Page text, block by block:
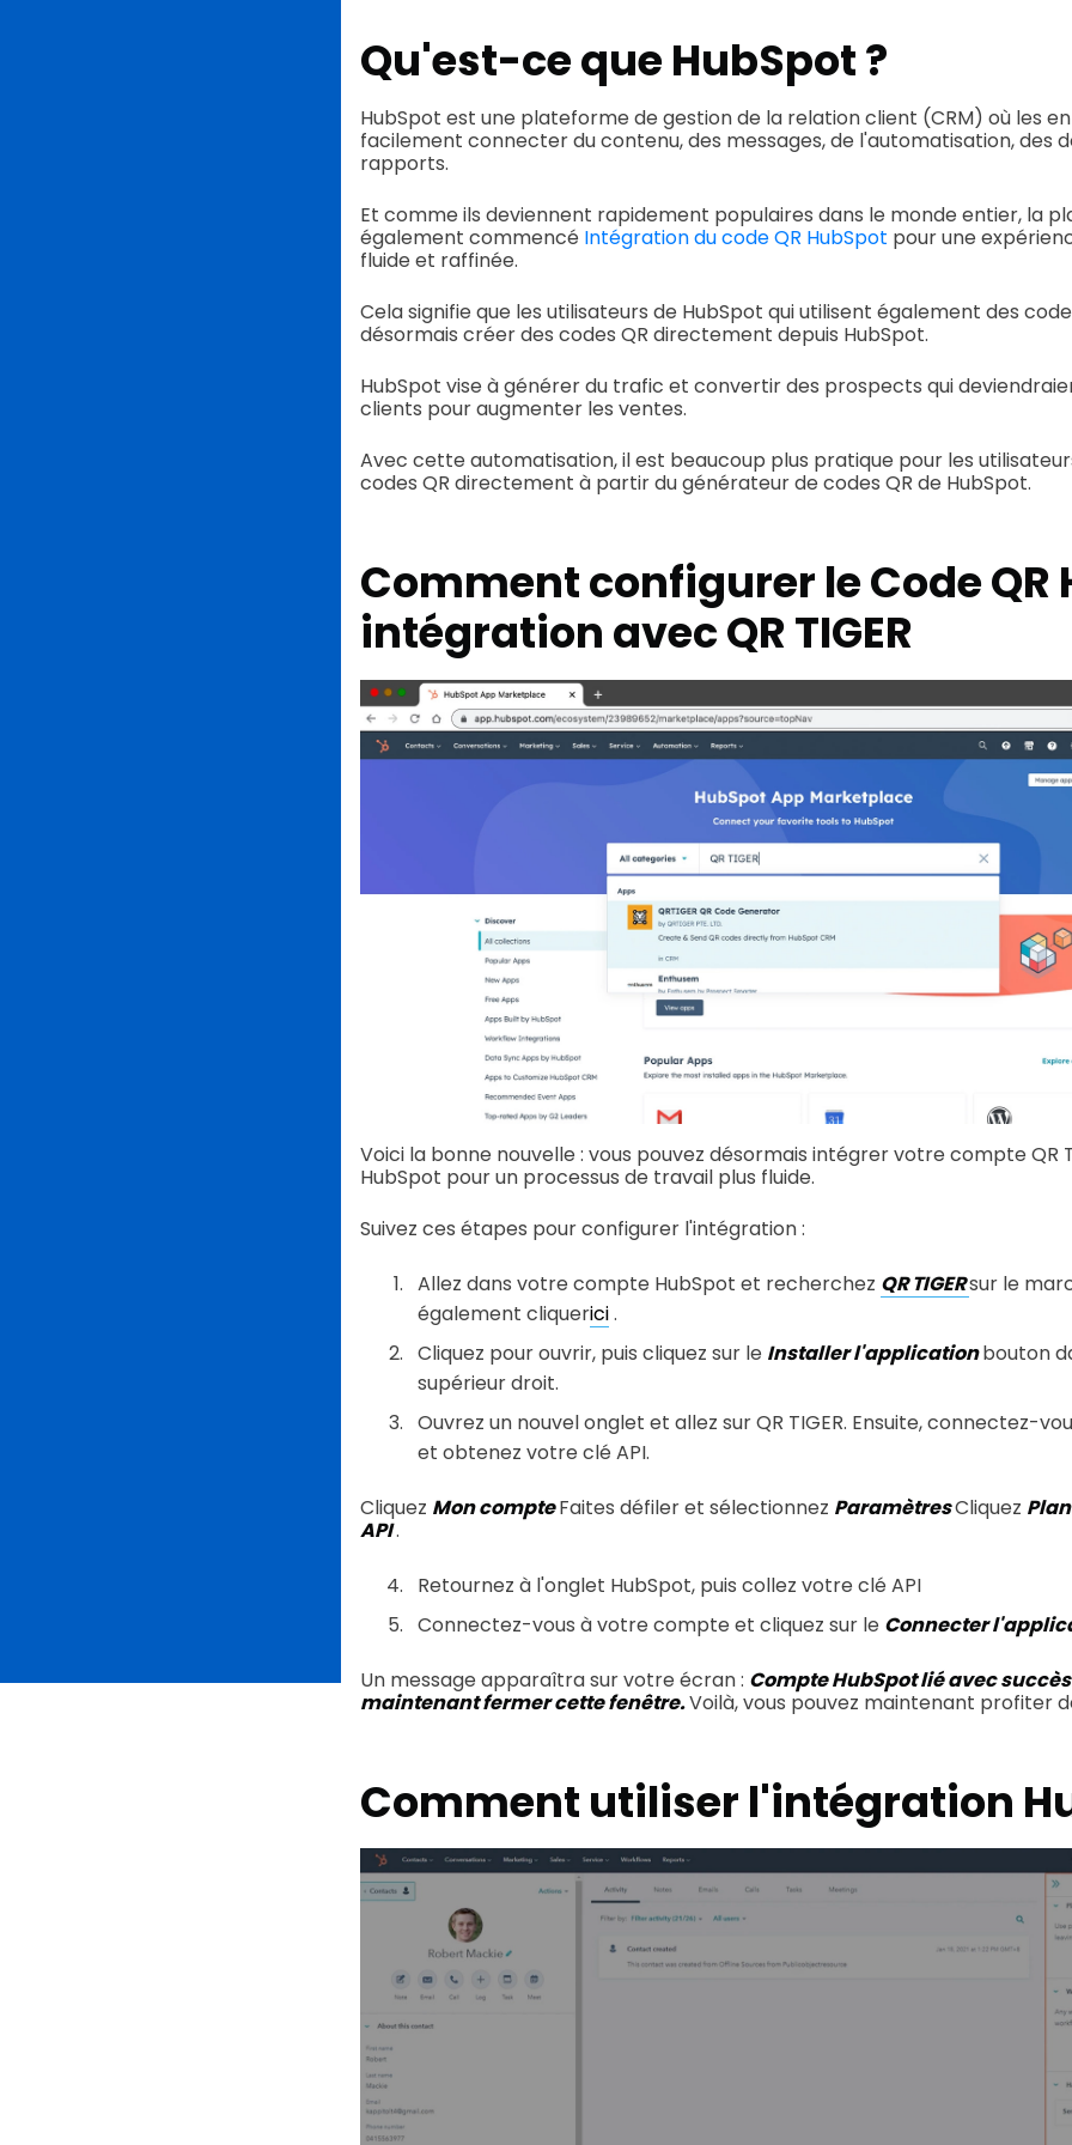
Qu'est-ce que HubSpot ?
HubSpot est une plateforme de gestion de la relation client (CRM) où les
facilement connecter du contenu, des messages, de l'automatisation, des
rapports.
Et comme ils deviennent rapidement populaires dans le monde entier, la
également commencé Intégration du code QR HubSpot pour une
fluide et raffinée.
Cela signifie que les utilisateurs de HubSpot qui utilisent également des
désormais créer des codes QR directement depuis HubSpot.
HubSpot vise à générer du trafic et convertir des prospects qui
clients pour augmenter les ventes.
Avec cette automatisation, il est beaucoup plus pratique pour les
codes QR directement à partir du générateur de codes QR de HubSpot.
Comment configurer leCode
intégration avec QR TIGER
Voici la bonne nouvelle : vous pouvez désormais intégrer votre compte QR
HubSpot pour un processus de travail plus fluide.
Suivez ces étapes pour configurer l'intégration :
Allez dans votre compte HubSpot et recherchez QR TIGERsur le
également cliquerici.
Cliquez pour ouvrir, puis cliquez sur le Installer l'applicationbouton
supérieur droit.
Ouvrez un nouvel onglet et allez sur QR TIGER. Ensuite, connectez-
et obtenez votre clé API.
Cliquez Mon compteFaites défiler et sélectionnez ParamètresCliquez
API.
Retournez à l'onglet HubSpot, puis collez votre clé API
Connectez-vous à votre compte et cliquez sur le Connecter
Un message apparaîtra sur votre écran : Compte HubSpot lié avec
maintenant fermer cette fenêtre.Voilà, vous pouvez maintenant profiter
Comment utiliser l'intégration